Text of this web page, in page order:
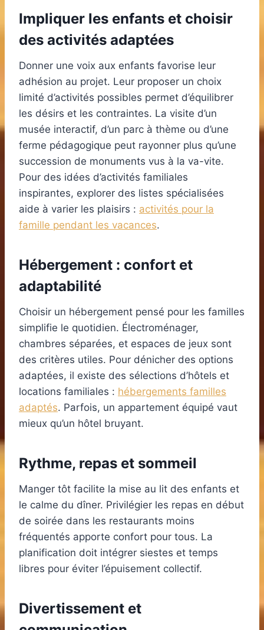
Impliquer les enfants et choisir
des activités adaptées
Donner une voix aux enfants favorise leur
adhésion au projet. Leur proposer un choix
limité d’activités possibles permet d’équilibrer
les désirs et les contraintes. La visite d’un
musée interactif, d’un parc à thème ou d’une
ferme pédagogique peut rayonner plus qu’une
succession de monuments vus à la va-vite.
Pour des idées d’activités familiales
inspirantes, explorer des listes spécialisées
aide à varier les plaisirs : activités pour la
famille pendant les vacances.
Hébergement : confort et
adaptabilité
Choisir un hébergement pensé pour les familles
simplifie le quotidien. Électroménager,
chambres séparées, et espaces de jeux sont
des critères utiles. Pour dénicher des options
adaptées, il existe des sélections d’hôtels et
locations familiales : hébergements familles
adaptés. Parfois, un appartement équipé vaut
mieux qu’un hôtel bruyant.
Rythme, repas et sommeil
Manger tôt facilite la mise au lit des enfants et
le calme du dîner. Privilégier les repas en début
de soirée dans les restaurants moins
fréquentés apporte confort pour tous. La
planification doit intégrer siestes et temps
libres pour éviter l’épuisement collectif.
Divertissement et